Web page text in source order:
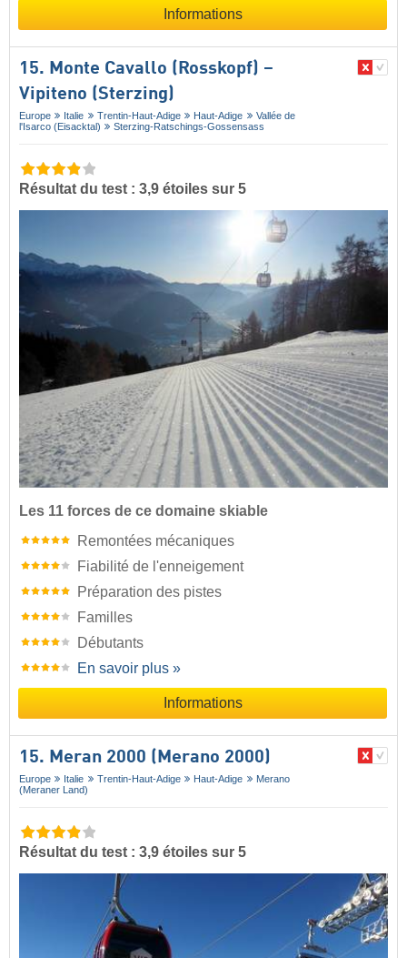
Informations
15. Monte Cavallo (Rosskopf) –
Vipiteno (Sterzing)
Europe Italie Trentin-Haut-Adige Haut-Adige
Vallée de
l'Isarco (Eisacktal)
Sterzing-Ratschings-Gossensass
Résultat du test : 3,9 étoiles sur 5
Les 11 forces de ce domaine skiable
Remontées mécaniques
Fiabilité de l'enneigement
Préparation des pistes
Familles
Débutants
En savoir plus »
Informations
15. Meran 2000 (Merano 2000)
Europe Italie Trentin-Haut-Adige Haut-Adige
Merano
(Meraner Land)
Résultat du test : 3,9 étoiles sur 5